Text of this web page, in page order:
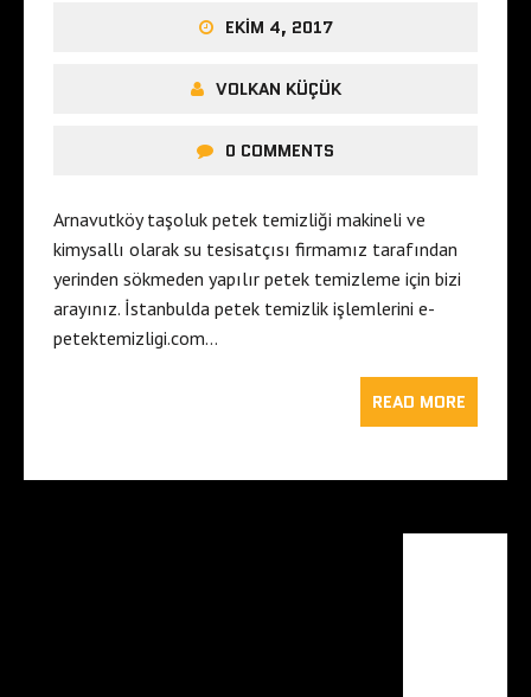
EKIM 4, 2017
VOLKAN KÜÇÜK
0 COMMENTS
Arnavutköy taşoluk petek temizliği makineli ve
kimysallı olarak su tesisatçısı firmamız tarafından
yerinden sökmeden yapılır petek temizleme için bizi
arayınız. İstanbulda petek temizlik işlemlerini e-
petektemizligi.com…
READ MORE